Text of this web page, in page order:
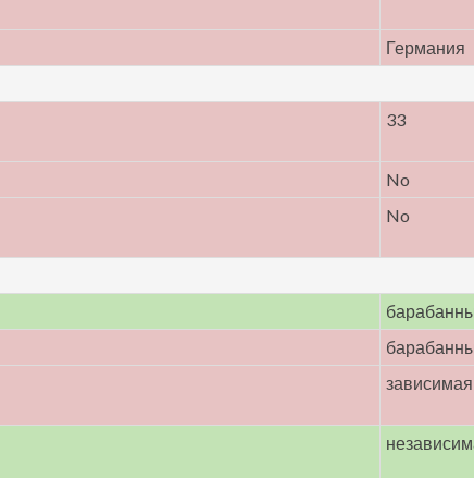
Германия
33
No
No